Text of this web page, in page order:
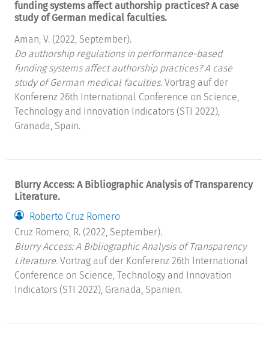
funding systems affect authorship practices? A case
study of German medical faculties.
Aman, V. (2022, September).
Do authorship regulations in performance-based
funding systems affect authorship practices? A case
study of German medical faculties. Vortrag auf der
Konferenz 26th International Conference on Science,
Technology and Innovation Indicators (STI 2022),
Granada, Spain.
Blurry Access: A Bibliographic Analysis of Transparency
Literature.
Roberto Cruz Romero
Cruz Romero, R. (2022, September).
Blurry Access: A Bibliographic Analysis of Transparency
Literature. Vortrag auf der Konferenz 26th International
Conference on Science, Technology and Innovation
Indicators (STI 2022), Granada, Spanien.